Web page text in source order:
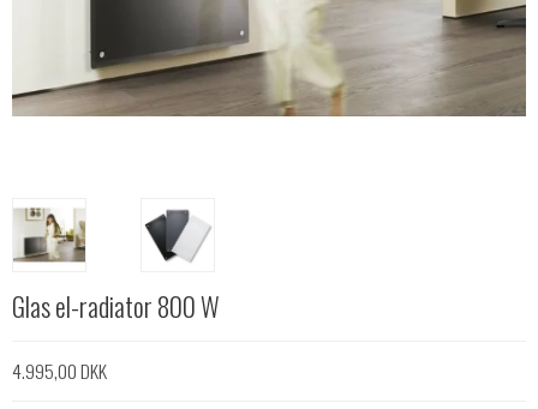
Glas el-radiator 800 W
4.995,00 DKK